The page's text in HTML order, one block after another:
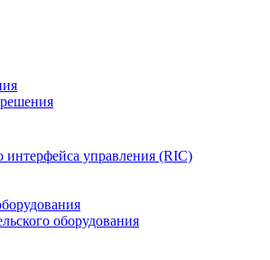
интерфейса управления (RIC)
оборудования